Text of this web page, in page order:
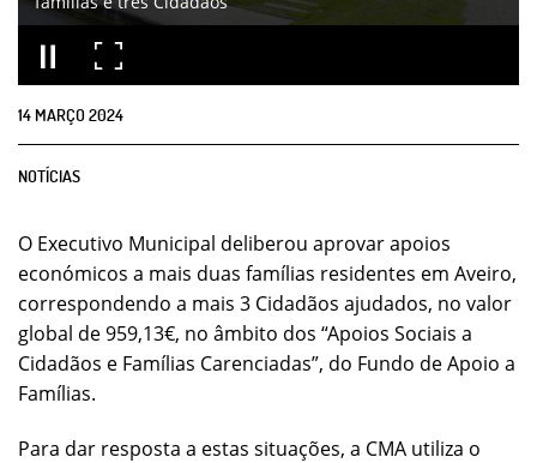
14 MARÇO2024
NOTÍCIAS
O Executivo Municipal deliberou aprovar apoios
económicos a mais duas famílias residentes em Aveiro,
correspondendo a mais 3 Cidadãos ajudados, no valor
global de 959,13€, no âmbito dos “Apoios Sociais a
Cidadãos e Famílias Carenciadas”, do Fundo de Apoio a
Famílias.
Para dar resposta a estas situações, a CMA utiliza o